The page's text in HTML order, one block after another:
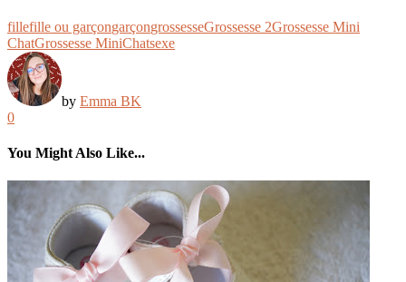
fillefille ou garçongarçongrossesseGrossesse 2Grossesse Mini
ChatGrossesse MiniChatsexe
by Emma BK
0
You Might Also Like...